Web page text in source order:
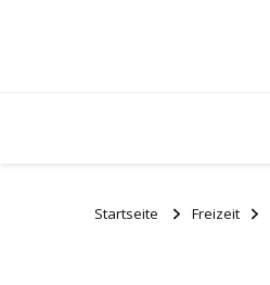
Startseite Freizeit